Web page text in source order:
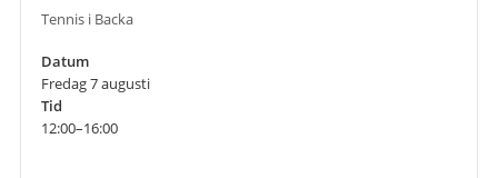
Tennis i Backa
Datum
Fredag 7 augusti
Tid
12:00–16:00